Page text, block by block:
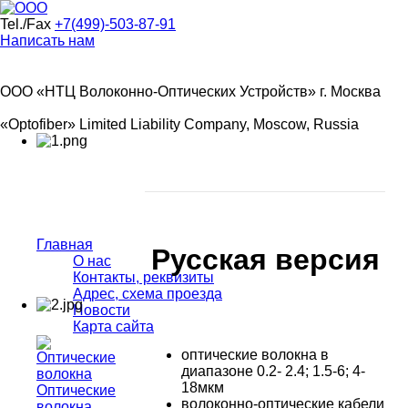
Tel./Fax +7(499)-503-87-91
Написать нам
ООО «НТЦ Волоконно-Оптических Устройств» г. Москва
«Optofiber» Limited Liability Company, Moscow, Russia
Русская версия
оптические волокна в
диапазоне 0.2- 2.4; 1.5-6; 4-
18мкм
волоконно-оптические кабели
Главная
О нас
Контакты, реквизиты
Адрес, схема проезда
Новости
Карта сайта
Оптические